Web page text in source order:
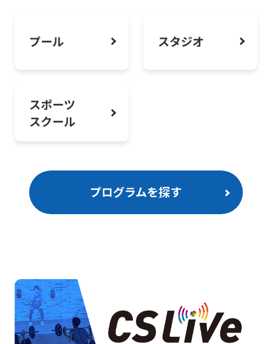
トレッチ」誕生！
プール スタジオ
スポーツ
スクール
プログラムを探す